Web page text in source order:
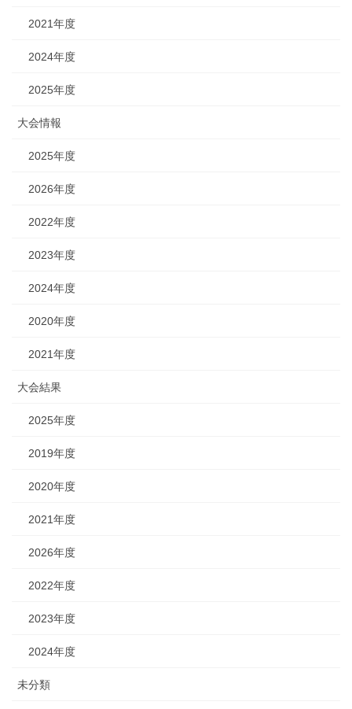
2021年度
2024年度
2025年度
大会情報
2025年度
2026年度
2022年度
2023年度
2024年度
2020年度
2021年度
大会結果
2025年度
2019年度
2020年度
2021年度
2026年度
2022年度
2023年度
2024年度
未分類